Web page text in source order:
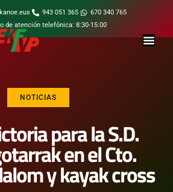
943 051 365
670 340 765
de atención telefónica: 8:30-15:00
NOTICIAS
para la S.D.
en el Cto.
y kayak cross